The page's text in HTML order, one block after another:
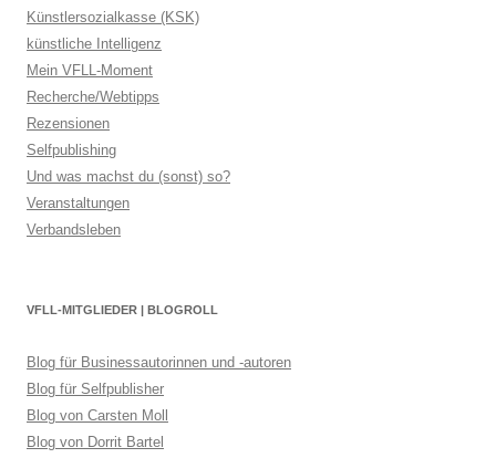
Künstlersozialkasse (KSK)
künstliche Intelligenz
Mein VFLL-Moment
Recherche/Webtipps
Rezensionen
Selfpublishing
Und was machst du (sonst) so?
Veranstaltungen
Verbandsleben
VFLL-MITGLIEDER | BLOGROLL
Blog für Businessautorinnen und -autoren
Blog für Selfpublisher
Blog von Carsten Moll
Blog von Dorrit Bartel